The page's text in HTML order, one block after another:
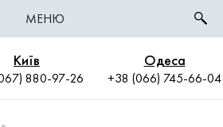
МЕНЮ
Київ
880-97-26
Одеса
+38 (066) 745-66-04